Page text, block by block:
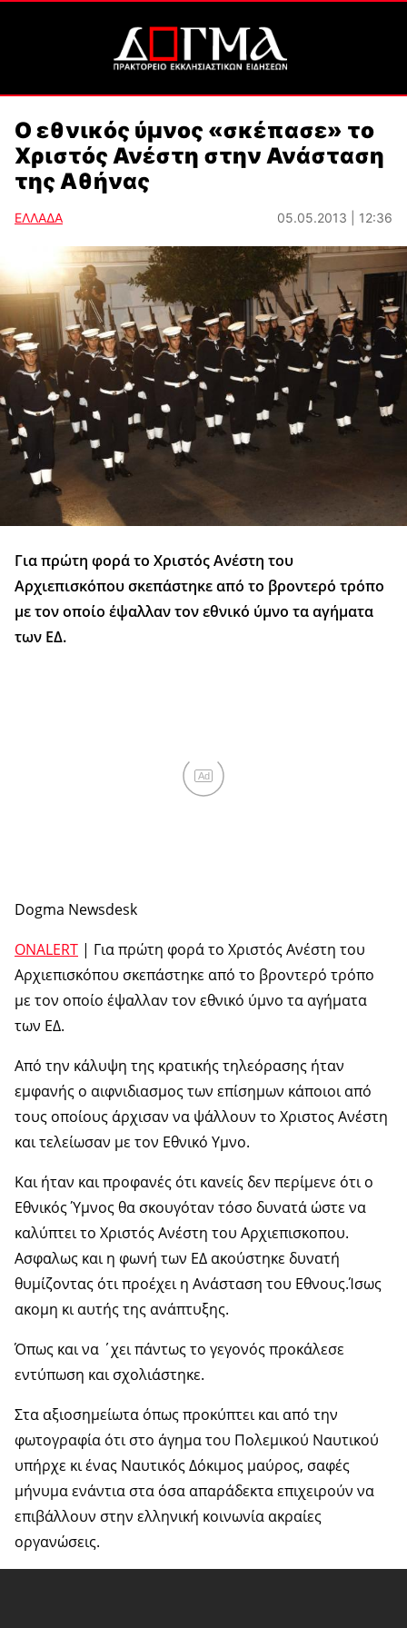
Ο εθνικός ύμνος «σκέπασε» το
Χριστός Ανέστη στην Ανάσταση
της Αθήνας
ΕΛΛΑΔΑ 05.05.2013 | 12:36
Για πρώτη φορά το Χριστός Ανέστη του
Αρχιεπισκόπου σκεπάστηκε από το βροντερό τρόπο
με τον οποίο έψαλλαν τον εθνικό ύμνο τα αγήματα
των ΕΔ.
Ad
Dogma Newsdesk
ONALERT | Για πρώτη φορά το Χριστός Ανέστη του
Αρχιεπισκόπου σκεπάστηκε από το βροντερό τρόπο
με τον οποίο έψαλλαν τον εθνικό ύμνο τα αγήματα
των ΕΔ.
Από την κάλυψη της κρατικής τηλεόρασης ήταν
εμφανής ο αιφνιδιασμος των επίσημων κάποιοι από
τους οποίους άρχισαν να ψάλλουν το Χριστος Ανέστη
και τελείωσαν με τον Εθνικό Υμνο.
Και ήταν και προφανές ότι κανείς δεν περίμενε ότι ο
Εθνικός Ύμνος θα σκουγόταν τόσο δυνατά ώστε να
καλύπτει το Χριστός Ανέστη του Αρχιεπισκοπου.
Ασφαλως και η φωνή των ΕΔ ακούστηκε δυνατή
θυμίζοντας ότι προέχει η Ανάσταση του Εθνους.Ίσως
ακομη κι αυτής της ανάπτυξης.
Όπως και να ΄χει πάντως το γεγονός προκάλεσε
εντύπωση και σχολιάστηκε.
Στα αξιοσημείωτα όπως προκύπτει και από την
φωτογραφία ότι στο άγημα του Πολεμικού Ναυτικού
υπήρχε κι ένας Ναυτικός Δόκιμος μαύρος, σαφές
μήνυμα ενάντια στα όσα απαράδεκτα επιχειρούν να
επιβάλλουν στην ελληνική κοινωνία ακραίες
οργανώσεις.